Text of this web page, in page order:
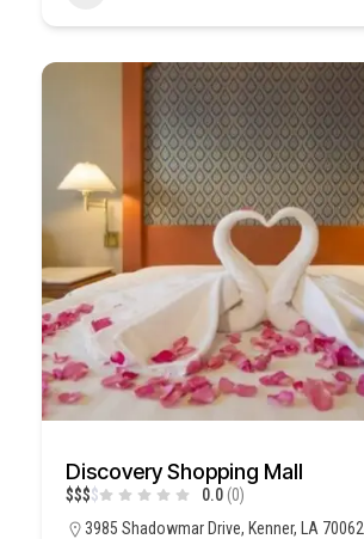
Discovery Shopping Mall
$$$$ 0.0 (0)
3985 Shadowmar Drive, Kenner, LA 70062